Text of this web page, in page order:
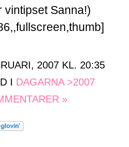
vintipset Sanna!)
2007 KL. 20:35
I DAGARNA >2007
»